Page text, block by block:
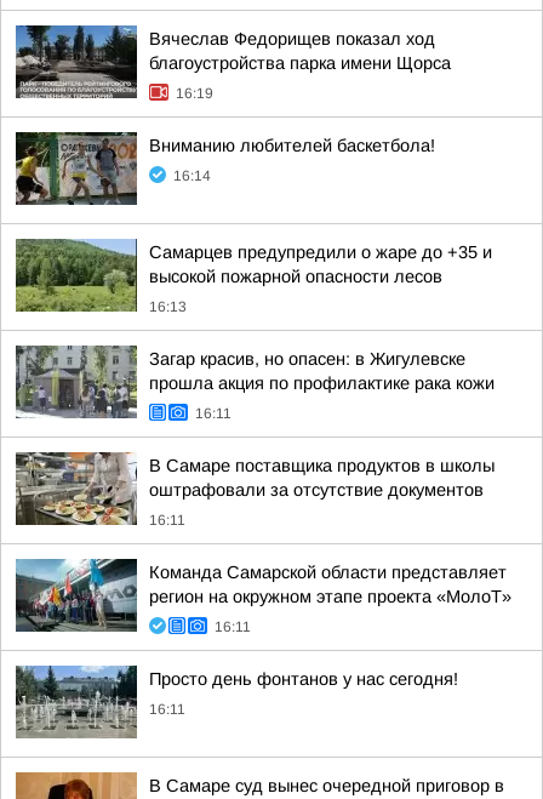
Вячеслав Федорищев показал ход
благоустройства парка имени Щорса
16:19
Вниманию любителей баскетбола!
16:14
Самарцев предупредили о жаре до +35 и
высокой пожарной опасности лесов
16:13
Загар красив, но опасен: в Жигулевске
прошла акция по профилактике рака кожи
16:11
В Самаре поставщика продуктов в школы
оштрафовали за отсутствие документов
16:11
Команда Самарской области представляет
регион на окружном этапе проекта «МолоТ»
16:11
Просто день фонтанов у нас сегодня!
16:11
В Самаре суд вынес очередной приговор в